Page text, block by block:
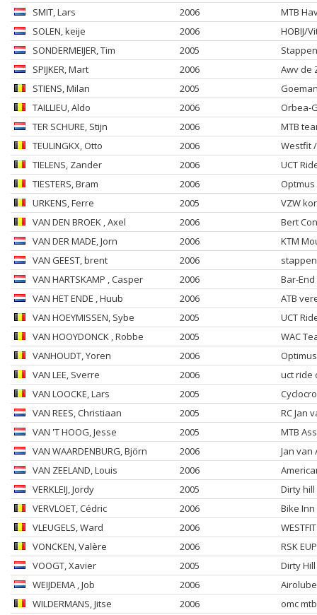
SMIT, Lars 2006
MTB
SOLEN, keije 2006
HOBIJ/
SONDERMEIJER, Tim 2005
SPIJKER, Mart 2006
Awv de
STIENS, Milan 2005
TAILLIEU, Aldo 2006
Orbea-
TER SCHURE, Stijn 2006
MTB
TEULINGKX, Otto 2006
Westfit
TIELENS, Zander 2006
UCT
TIESTERS, Bram 2006
URKENS, Ferre 2005
VZW
VAN DEN BROEK , Axel 2006
Bert
VAN DER MADE, Jorn 2006
KTM
VAN GEEST, brent 2006
VAN HARTSKAMP , Casper 2006
Bar-
VAN HET ENDE , Huub 2006
ATB
VAN HOEYMISSEN, Sybe 2005
UCT
VAN HOOYDONCK , Robbe 2005
WAC
VANHOUDT, Yoren 2006
VAN LEE, Sverre 2006
uct ride
VAN LOOCKE, Lars 2005
VAN REES, Christiaan 2005
RC Jan
VAN 'T HOOG, Jesse 2005
MTB
VAN WAARDENBURG, Björn 2006
Jan van
VAN ZEELAND, Louis 2006
VERKLEIJ, Jordy 2005
Dirty hill
VERVLOET, Cédric 2006
Bike
VLEUGELS, Ward 2006
VONCKEN, Valère 2006
RSK
VOOGT, Xavier 2005
Dirty
WEIJDEMA , Job 2006
WILDERMANS, Jitse 2006 omc